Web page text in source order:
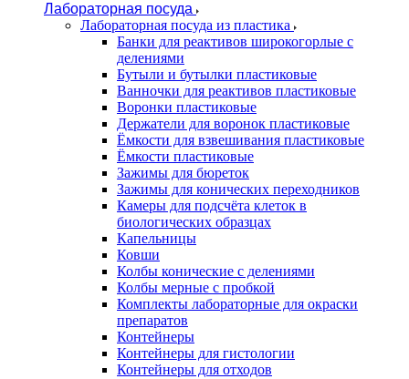
Лабораторная посуда
Лабораторная посуда из пластика
Банки для реактивов широкогорлые с
делениями
Бутыли и бутылки пластиковые
Ванночки для реактивов пластиковые
Воронки пластиковые
Держатели для воронок пластиковые
Ёмкости для взвешивания пластиковые
Ёмкости пластиковые
Зажимы для бюреток
Зажимы для конических переходников
Камеры для подсчёта клеток в
биологических образцах
Капельницы
Ковши
Колбы конические с делениями
Колбы мерные с пробкой
Комплекты лабораторные для окраски
препаратов
Контейнеры
Контейнеры для гистологии
Контейнеры для отходов